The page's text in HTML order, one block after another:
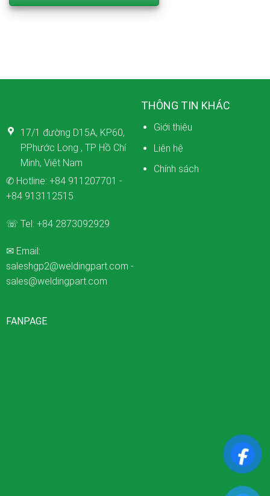
17/1 đường D15A, KP60,
P.Phước Long , TP Hồ Chí
Minh, Việt Nam
✆ Hotline: +84 911207701 -
+84 913112515
☏ Tel: +84 2873092929
✉ Email:
saleshgp2@weldingpart.com -
sales@weldingpart.com
THÔNG TIN KHÁC
Giới thiệu
Liên hệ
Chính sách
FANPAGE